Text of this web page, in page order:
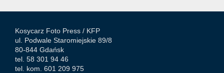
Kosycarz Foto Press / KFP
ul. Podwale Staromiejskie 89/8
80-844 Gdańsk
tel. 58 301 94 46
tel. kom. 601 209 975